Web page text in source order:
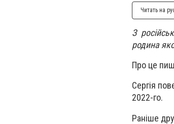
Читать на
З
родина
Про це
Сергія
2022-го.
Раніше